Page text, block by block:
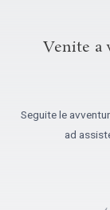
Venite a
Seguite le
ad